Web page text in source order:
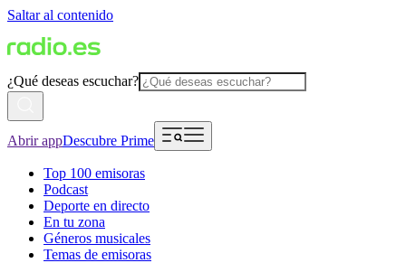
Saltar al contenido
¿Qué deseas escuchar?
Abrir appDescubre Prime
Top 100 emisoras
Podcast
Deporte en directo
En tu zona
Géneros musicales
Temas de emisoras